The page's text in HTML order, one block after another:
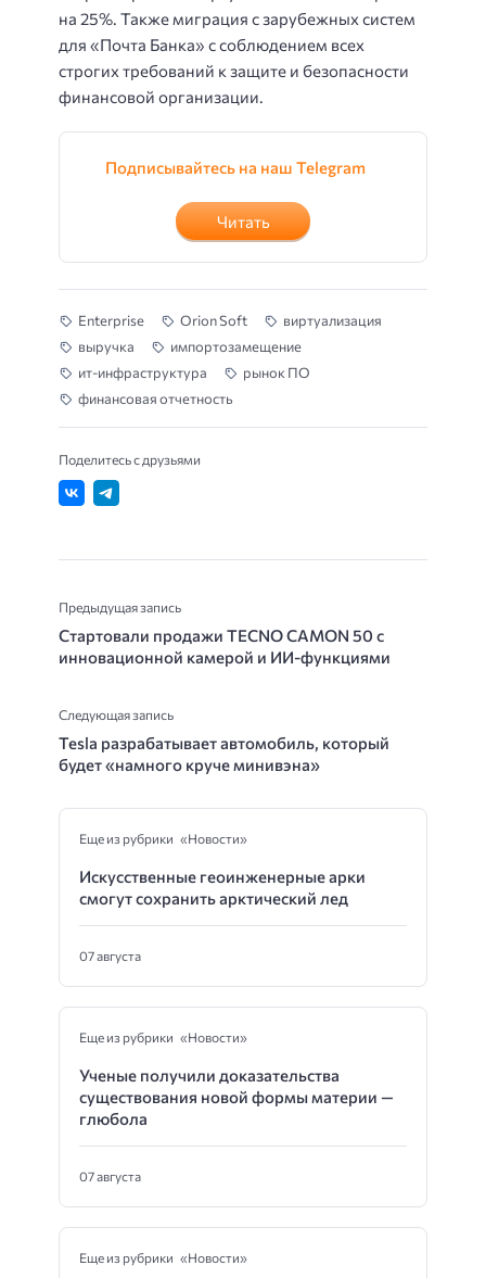
на 25%. Также миграция с зарубежных систем
для «Почта Банка» с соблюдением всех
строгих требований к защите и безопасности
финансовой организации.
Подписывайтесь на наш Telegram
Читать
Enterprise Orion Soft
виртуализация
выручка
импортозамещение
ит-инфраструктура
рынок ПО
финансовая отчетность
Поделитесь с друзьями
Предыдущая запись
Стартовали продажи TECNO CAMON 50 с
инновационной камерой и ИИ-функциями
Следующая запись
Tesla разрабатывает автомобиль, который
будет «намного круче минивэна»
Еще из рубрики «Новости»
Искусственные геоинженерные арки
смогут сохранить арктический лед
07 августа
Еще из рубрики «Новости»
Ученые получили доказательства
существования новой формы материи —
глюбола
07 августа
Еще из рубрики «Новости»